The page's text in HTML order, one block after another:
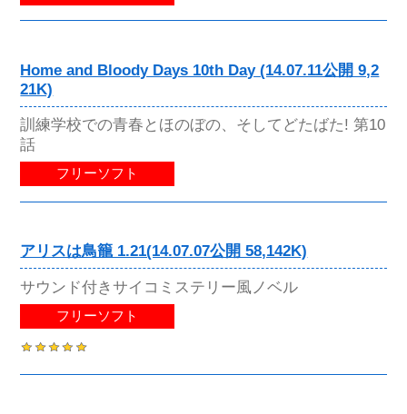
Home and Bloody Days 10th Day (14.07.11公開 9,2
21K)
訓練学校での青春とほのぼの、そしてどたばた! 第10
話
フリーソフト
アリスは鳥籠 1.21(14.07.07公開 58,142K)
サウンド付きサイコミステリー風ノベル
フリーソフト